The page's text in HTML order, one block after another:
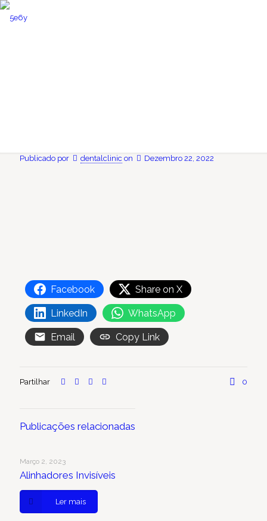
Publicado por dentalclinic on Dezembro 22, 2022
Facebook Share on X
LinkedIn WhatsApp
Email Copy Link
Partilhar 0
Publicações relacionadas
Março 2, 2023
Alinhadores Invisíveis
Ler mais